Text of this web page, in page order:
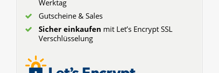
Werktag
Gutscheine & Sales
Sicher einkaufen mit Let’s Encrypt SSL
Verschlüsselung